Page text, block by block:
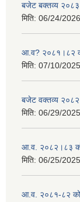
बजेट बक्तव्य २०८३
मिति: 06/24/
आ.व? २०८१।८२
मिति: 07/10/
बजेट वक्तव्य २०८२
मिति: 06/29/
आ.व. २०८२।८३
मिति: 06/25/
आ.व. २०८१-८२ को